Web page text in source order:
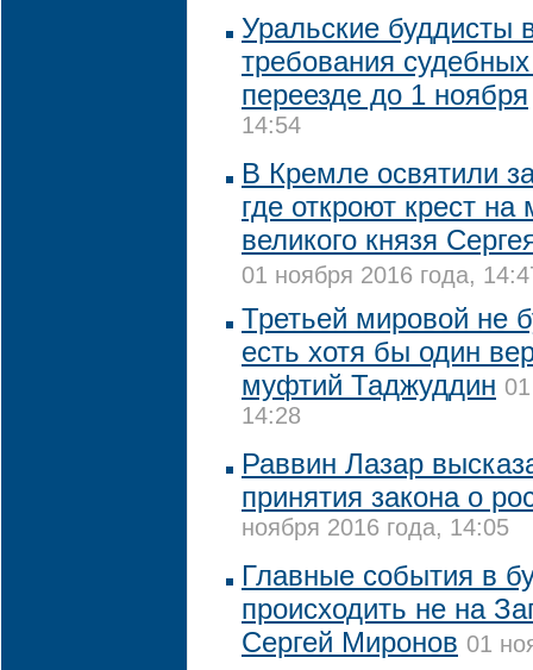
Уральские буддисты
требования
переезде до 1 ноября
14:54
В Кремле освятили
где откроют крест на
великого князя
01 ноября 2016 года,
Третьей мировой не
есть хотя бы один
муфтий Таджуддин
14:28
Раввин Лазар
принятия закона о
ноября 2016 года, 14:05
Главные события в
происходить не на
Сергей Миронов 01